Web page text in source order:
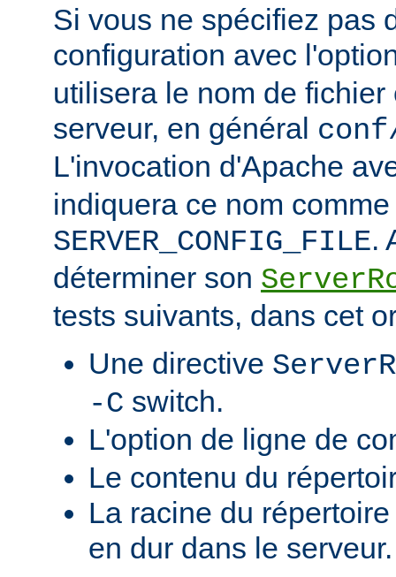
Si vous ne spécifiez pas
configuration avec
utilisera le nom de
serveur, en général
L'invocation d'Apache
indiquera ce nom
SERVER_CONFIG_FILE.
déterminer son
tests suivants, dans cet
Une directive
-C switch.
L'option de ligne de
Le contenu du
La racine du
en dur dans le serveur.